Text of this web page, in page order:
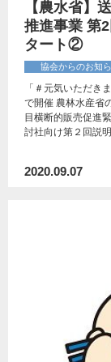
【農水省】
推進事業 第
タート②
協会からのお知
「＃元気いただき
で開催 農林水産省
目横断的販売促進
討社向け第２回説
2020.09.07